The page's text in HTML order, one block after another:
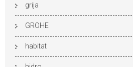
grija
GROHE
habitat